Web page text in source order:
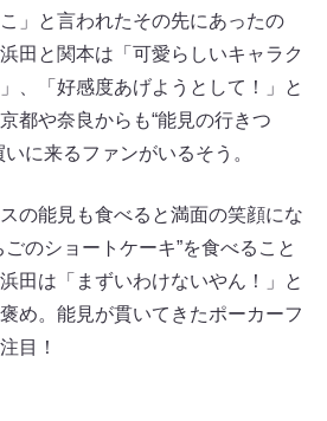
」と言われたその先にあったの
田と関本は「可愛らしいキャラク
、「好感度あげようとして！」と
都や奈良からも“能見の行きつ
に来るファンがいるそう。
の能見も食べると満面の笑顔にな
のショートケーキ”を食べること
田は「まずいわけないやん！」と
め。能見が貫いてきたポーカーフ
目！